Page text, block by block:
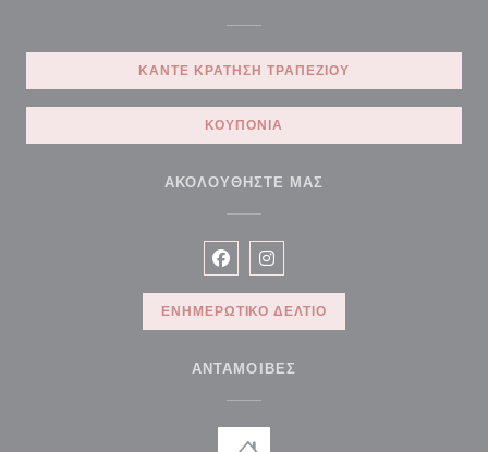
ΚΆΝΤΕ ΚΡΆΤΗΣΗ ΤΡΑΠΕΖΙΟΎ
ΚΟΥΠΌΝΙΑ
ΑΚΟΛΟΥΘΉΣΤΕ ΜΑΣ
Facebook ((ανοίγει σε νέο
Instagram ((ανοίγει σε νέο
ΕΝΗΜΕΡΩΤΙΚΌ ΔΕΛΤΊΟ
ΑΝΤΑΜΟΙΒΈΣ